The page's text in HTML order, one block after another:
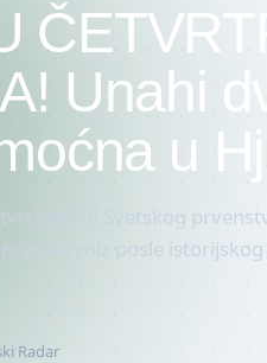
Unahi
u
Svetskog
niz posle
Radar